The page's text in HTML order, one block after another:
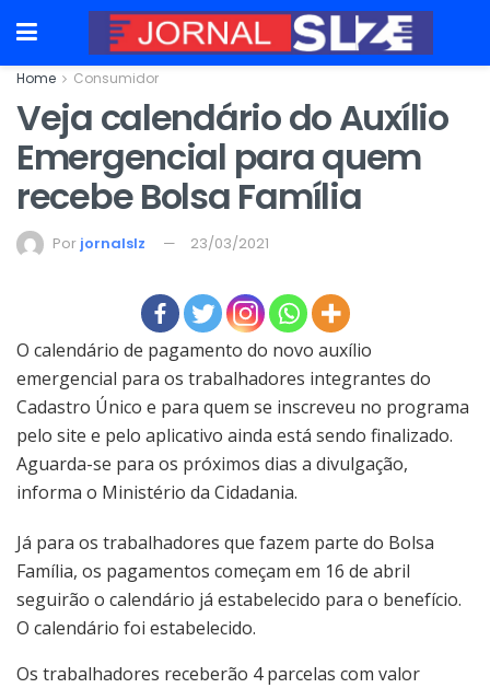
Home Consumidor
Veja calendário do Auxílio
Emergencial para quem
recebe Bolsa Família
Por jornalslz 23/03/2021
O calendário de pagamento do novo auxílio
emergencial para os trabalhadores integrantes do
Cadastro Único e para quem se inscreveu no programa
pelo site e pelo aplicativo ainda está sendo finalizado.
Aguarda-se para os próximos dias a divulgação,
informa o Ministério da Cidadania.
Já para os trabalhadores que fazem parte do Bolsa
Família, os pagamentos começam em 16 de abril
seguirão o calendário já estabelecido para o benefício.
O calendário foi estabelecido.
Os trabalhadores receberão 4 parcelas com valor